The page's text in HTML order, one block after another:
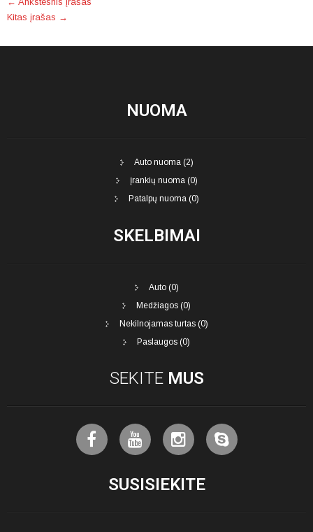
POST
NAVIGATION
Kitas įrašas →
NUOMA
Auto nuoma (2)
Įrankių nuoma (0)
Patalpų nuoma (0)
SKELBIMAI
Auto (0)
Medžiagos (0)
Nekilnojamas turtas (0)
Paslaugos (0)
SEKITE MUS
SUSISIEKITE